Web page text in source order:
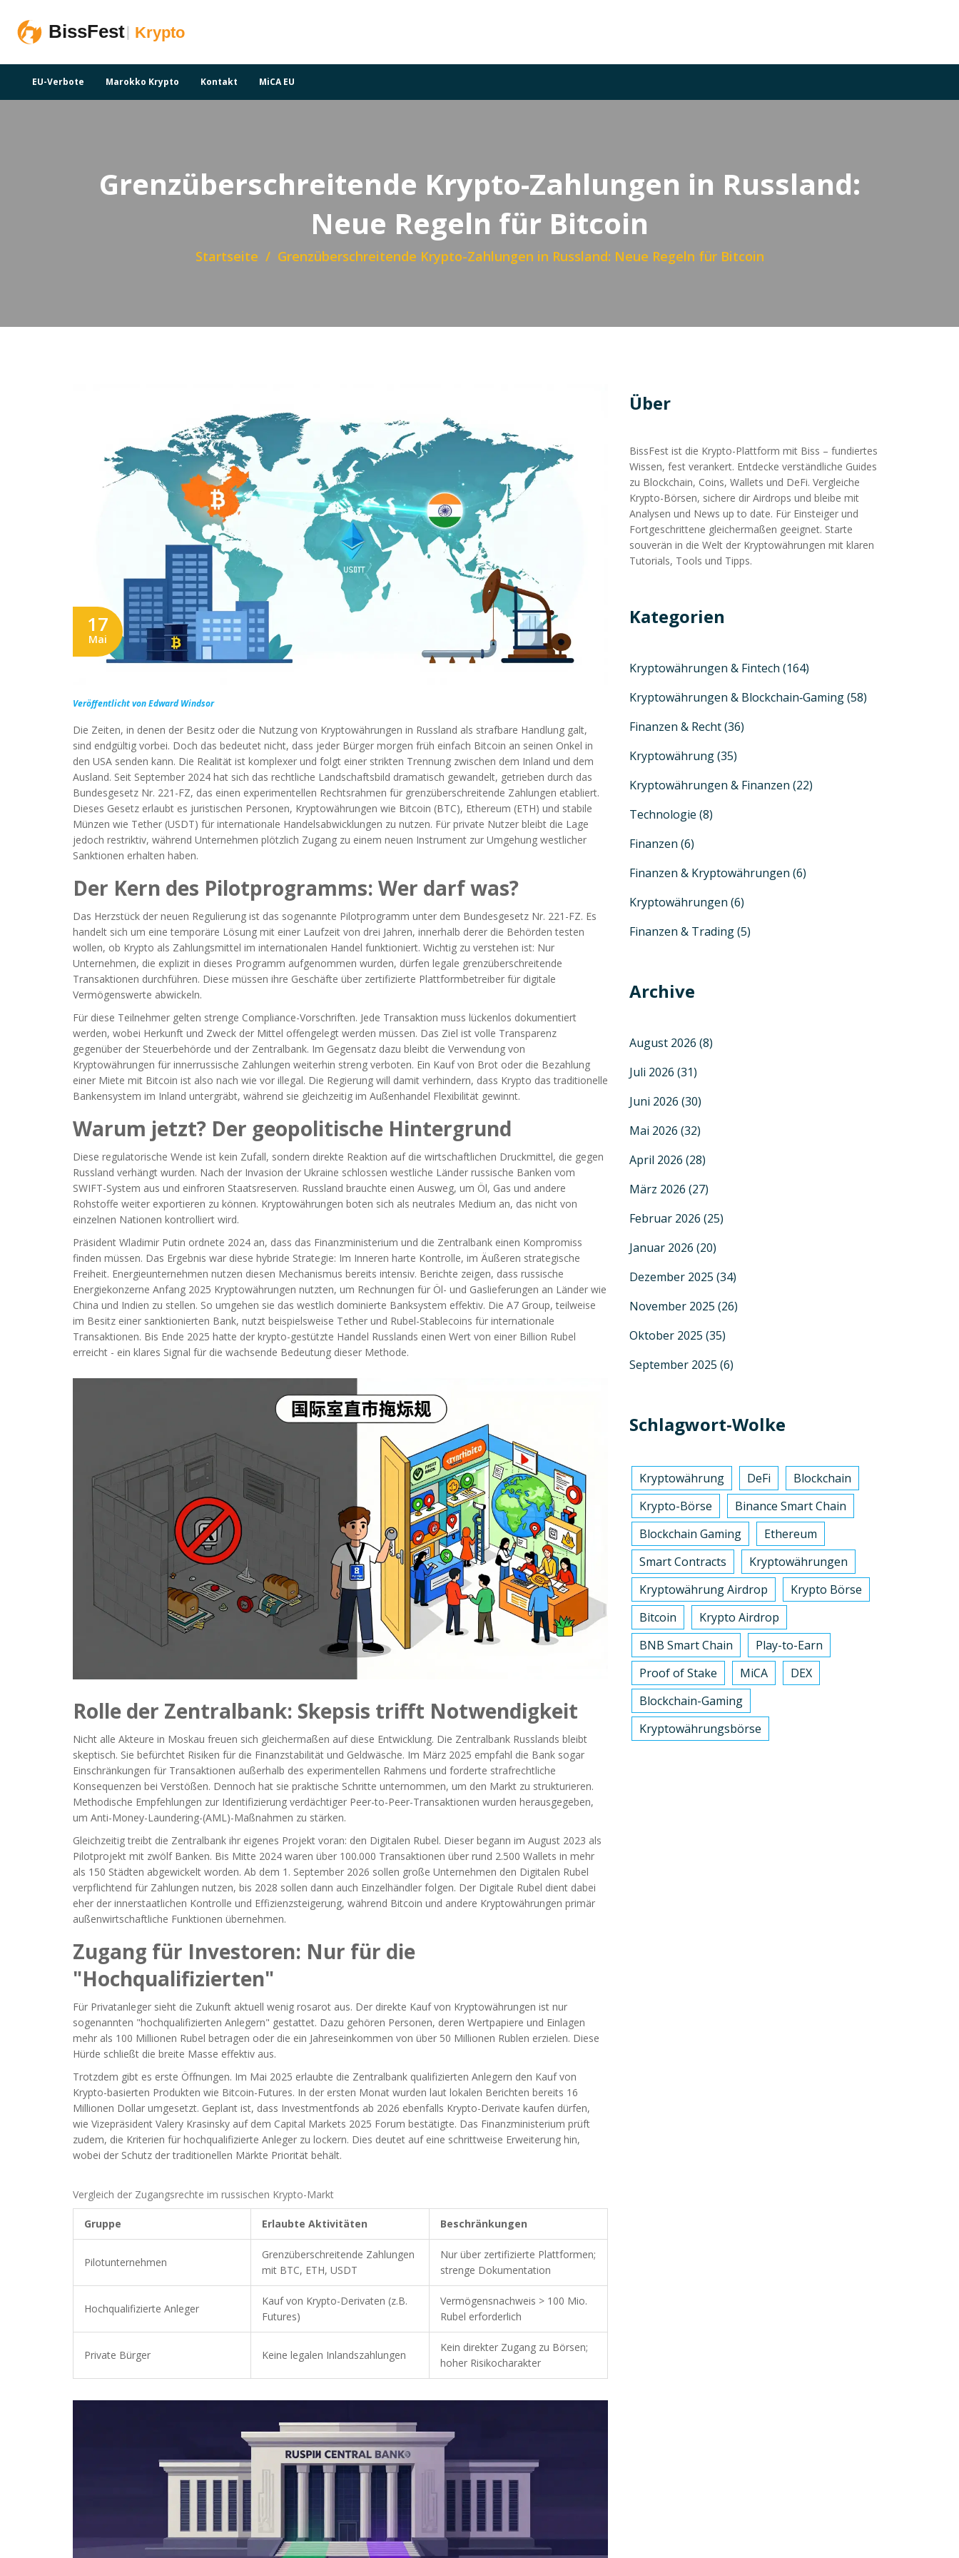
EU-Verbote Marokko Krypto Kontakt MiCA EU
Grenzüberschreitende Krypto-Zahlungen in Russland:
Neue Regeln für Bitcoin
Startseite Grenzüberschreitende Krypto-Zahlungen in Russland: Neue Regeln für Bitcoin
17
Mai
Veröffentlicht von Edward Windsor
Die Zeiten, in denen der Besitz oder die Nutzung von Kryptowährungen in Russland als strafbare Handlung galt,
sind endgültig vorbei. Doch das bedeutet nicht, dass jeder Bürger morgen früh einfach Bitcoin an seinen Onkel in
den USA senden kann. Die Realität ist komplexer und folgt einer strikten Trennung zwischen dem Inland und dem
Ausland. Seit September 2024 hat sich das rechtliche Landschaftsbild dramatisch gewandelt, getrieben durch das
Bundesgesetz Nr. 221-FZ, das einen experimentellen Rechtsrahmen für grenzüberschreitende Zahlungen etabliert.
Dieses Gesetz erlaubt es juristischen Personen, Kryptowährungen wie Bitcoin (BTC), Ethereum (ETH) und stabile
Münzen wie Tether (USDT) für internationale Handelsabwicklungen zu nutzen. Für private Nutzer bleibt die Lage
jedoch restriktiv, während Unternehmen plötzlich Zugang zu einem neuen Instrument zur Umgehung westlicher
Sanktionen erhalten haben.
Der Kern des Pilotprogramms: Wer darf was?
Das Herzstück der neuen Regulierung ist das sogenannte Pilotprogramm unter dem Bundesgesetz Nr. 221-FZ. Es
handelt sich um eine temporäre Lösung mit einer Laufzeit von drei Jahren, innerhalb derer die Behörden testen
wollen, ob Krypto als Zahlungsmittel im internationalen Handel funktioniert. Wichtig zu verstehen ist: Nur
Unternehmen, die explizit in dieses Programm aufgenommen wurden, dürfen legale grenzüberschreitende
Transaktionen durchführen. Diese müssen ihre Geschäfte über zertifizierte Plattformbetreiber für digitale
Vermögenswerte abwickeln.
Für diese Teilnehmer gelten strenge Compliance-Vorschriften. Jede Transaktion muss lückenlos dokumentiert
werden, wobei Herkunft und Zweck der Mittel offengelegt werden müssen. Das Ziel ist volle Transparenz
gegenüber der Steuerbehörde und der Zentralbank. Im Gegensatz dazu bleibt die Verwendung von
Kryptowährungen für innerrussische Zahlungen weiterhin streng verboten. Ein Kauf von Brot oder die Bezahlung
einer Miete mit Bitcoin ist also nach wie vor illegal. Die Regierung will damit verhindern, dass Krypto das traditionelle
Bankensystem im Inland untergräbt, während sie gleichzeitig im Außenhandel Flexibilität gewinnt.
Warum jetzt? Der geopolitische Hintergrund
Diese regulatorische Wende ist kein Zufall, sondern direkte Reaktion auf die wirtschaftlichen Druckmittel, die gegen
Russland verhängt wurden. Nach der Invasion der Ukraine schlossen westliche Länder russische Banken vom
SWIFT-System aus und einfroren Staatsreserven. Russland brauchte einen Ausweg, um Öl, Gas und andere
Rohstoffe weiter exportieren zu können. Kryptowährungen boten sich als neutrales Medium an, das nicht von
einzelnen Nationen kontrolliert wird.
Präsident Wladimir Putin ordnete 2024 an, dass das Finanzministerium und die Zentralbank einen Kompromiss
finden müssen. Das Ergebnis war diese hybride Strategie: Im Inneren harte Kontrolle, im Äußeren strategische
Freiheit. Energieunternehmen nutzen diesen Mechanismus bereits intensiv. Berichte zeigen, dass russische
Energiekonzerne Anfang 2025 Kryptowährungen nutzten, um Rechnungen für Öl- und Gaslieferungen an Länder wie
China und Indien zu stellen. So umgehen sie das westlich dominierte Banksystem effektiv. Die A7 Group, teilweise
im Besitz einer sanktionierten Bank, nutzt beispielsweise Tether und Rubel-Stablecoins für internationale
Transaktionen. Bis Ende 2025 hatte der krypto-gestützte Handel Russlands einen Wert von einer Billion Rubel
erreicht - ein klares Signal für die wachsende Bedeutung dieser Methode.
Rolle der Zentralbank: Skepsis trifft Notwendigkeit
Nicht alle Akteure in Moskau freuen sich gleichermaßen auf diese Entwicklung. Die Zentralbank Russlands bleibt
skeptisch. Sie befürchtet Risiken für die Finanzstabilität und Geldwäsche. Im März 2025 empfahl die Bank sogar
Einschränkungen für Transaktionen außerhalb des experimentellen Rahmens und forderte strafrechtliche
Konsequenzen bei Verstößen. Dennoch hat sie praktische Schritte unternommen, um den Markt zu strukturieren.
Methodische Empfehlungen zur Identifizierung verdächtiger Peer-to-Peer-Transaktionen wurden herausgegeben,
um Anti-Money-Laundering-(AML)-Maßnahmen zu stärken.
Gleichzeitig treibt die Zentralbank ihr eigenes Projekt voran: den Digitalen Rubel. Dieser begann im August 2023 als
Pilotprojekt mit zwölf Banken. Bis Mitte 2024 waren über 100.000 Transaktionen über rund 2.500 Wallets in mehr
als 150 Städten abgewickelt worden. Ab dem 1. September 2026 sollen große Unternehmen den Digitalen Rubel
verpflichtend für Zahlungen nutzen, bis 2028 sollen dann auch Einzelhändler folgen. Der Digitale Rubel dient dabei
eher der innerstaatlichen Kontrolle und Effizienzsteigerung, während Bitcoin und andere Kryptowährungen primär
außenwirtschaftliche Funktionen übernehmen.
Zugang für Investoren: Nur für die
"Hochqualifizierten"
Für Privatanleger sieht die Zukunft aktuell wenig rosarot aus. Der direkte Kauf von Kryptowährungen ist nur
sogenannten "hochqualifizierten Anlegern" gestattet. Dazu gehören Personen, deren Wertpapiere und Einlagen
mehr als 100 Millionen Rubel betragen oder die ein Jahreseinkommen von über 50 Millionen Rublen erzielen. Diese
Hürde schließt die breite Masse effektiv aus.
Trotzdem gibt es erste Öffnungen. Im Mai 2025 erlaubte die Zentralbank qualifizierten Anlegern den Kauf von
Krypto-basierten Produkten wie Bitcoin-Futures. In der ersten Monat wurden laut lokalen Berichten bereits 16
Millionen Dollar umgesetzt. Geplant ist, dass Investmentfonds ab 2026 ebenfalls Krypto-Derivate kaufen dürfen,
wie Vizepräsident Valery Krasinsky auf dem Capital Markets 2025 Forum bestätigte. Das Finanzministerium prüft
zudem, die Kriterien für hochqualifizierte Anleger zu lockern. Dies deutet auf eine schrittweise Erweiterung hin,
wobei der Schutz der traditionellen Märkte Priorität behält.
Vergleich der Zugangsrechte im russischen Krypto-Markt
Gruppe Erlaubte Aktivitäten Beschränkungen
Pilotunternehmen
Grenzüberschreitende Zahlungen
mit BTC, ETH, USDT
Nur über zertifizierte Plattformen;
strenge Dokumentation
Hochqualifizierte Anleger
Kauf von Krypto-Derivaten (z.B.
Futures)
Vermögensnachweis > 100 Mio.
Rubel erforderlich
Private Bürger Keine legalen Inlandszahlungen
Kein direkter Zugang zu Börsen;
hoher Risikocharakter
Über
BissFest ist die Krypto-Plattform mit Biss – fundiertes
Wissen, fest verankert. Entdecke verständliche Guides
zu Blockchain, Coins, Wallets und DeFi. Vergleiche
Krypto-Börsen, sichere dir Airdrops und bleibe mit
Analysen und News up to date. Für Einsteiger und
Fortgeschrittene gleichermaßen geeignet. Starte
souverän in die Welt der Kryptowährungen mit klaren
Tutorials, Tools und Tipps.
Kategorien
Kryptowährungen & Fintech (164)
Kryptowährungen & Blockchain‑Gaming(58)
Finanzen & Recht(36)
Kryptowährung(35)
Kryptowährungen & Finanzen (22)
Technologie (8)
Finanzen (6)
Finanzen & Kryptowährungen (6)
Kryptowährungen (6)
Finanzen & Trading(5)
Archive
August 2026 (8)
Juli 2026 (31)
Juni 2026 (30)
Mai 2026 (32)
April 2026 (28)
März 2026 (27)
Februar 2026 (25)
Januar 2026 (20)
Dezember 2025 (34)
November 2025 (26)
Oktober 2025 (35)
September 2025 (6)
Schlagwort-Wolke
Kryptowährung DeFi
Blockchain
Krypto-Börse
Binance Smart Chain
Blockchain Gaming
Ethereum
Smart Contracts
Kryptowährungen
Kryptowährung Airdrop
Krypto Börse
Bitcoin
Krypto Airdrop
BNB Smart Chain
Play-to-Earn
Proof of Stake
MiCA
DEX
Blockchain-Gaming
Kryptowährungsbörse